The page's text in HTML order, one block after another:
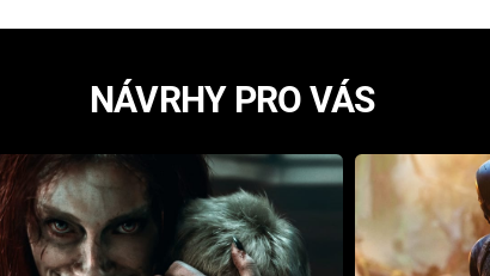
NÁVRHY PRO VÁS